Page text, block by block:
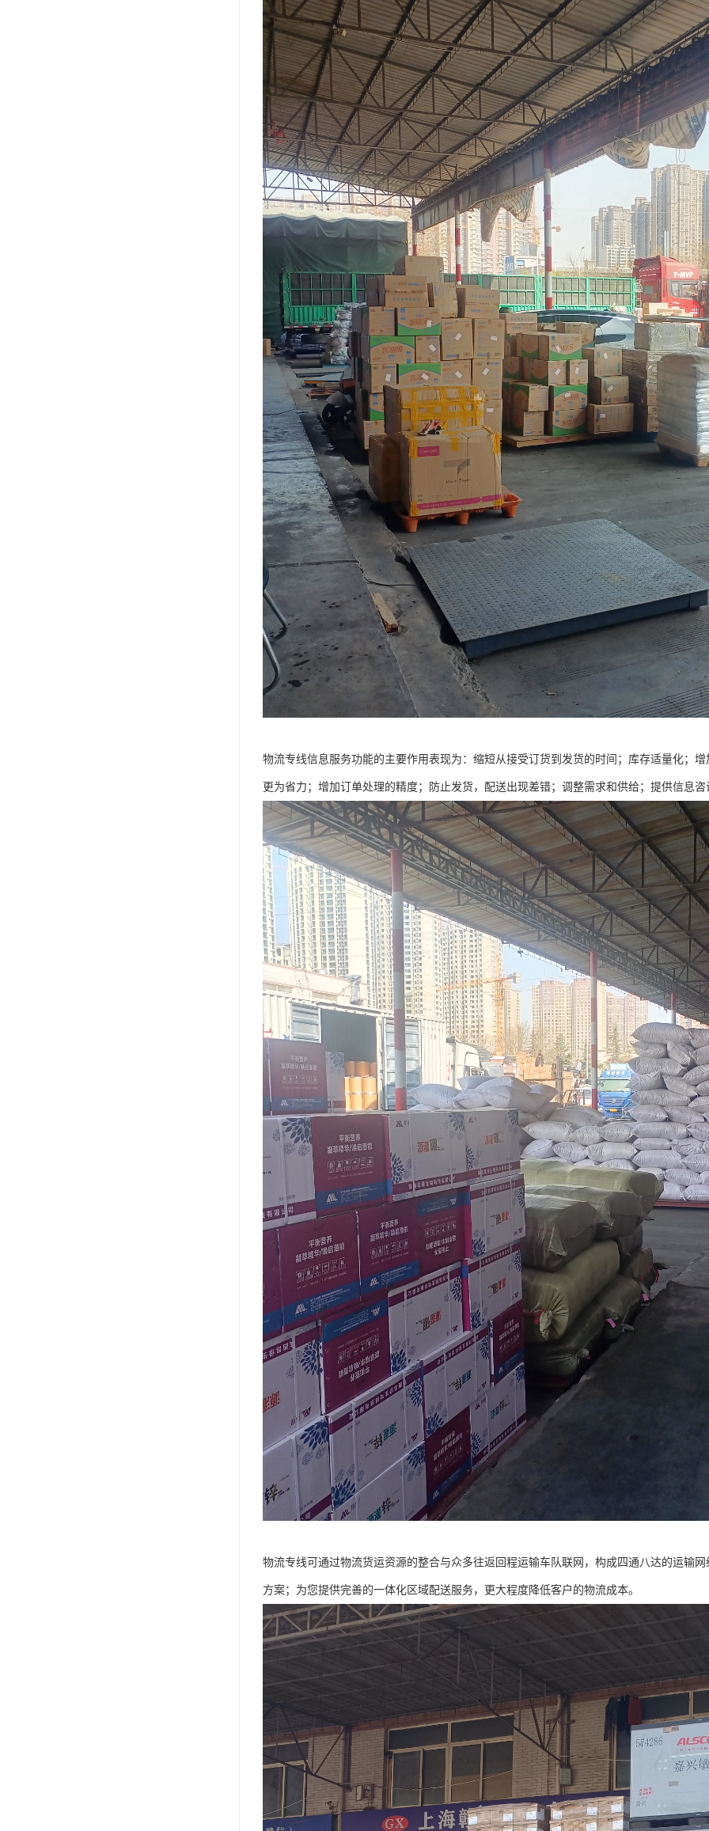
物流专线信息服务功能的主要作用表现为：缩短从接受订货到发货的时间；库存适量化；
更为省力；增加订单处理的精度；防止发货，配送出现差错；调整需求和供给；提供信息咨
物流专线可通过物流货运资源的整合与众多往返回程运输车队联网，构成四通八达的运输
方案；为您提供完善的一体化区域配送服务，更大程度降低客户的物流成本。